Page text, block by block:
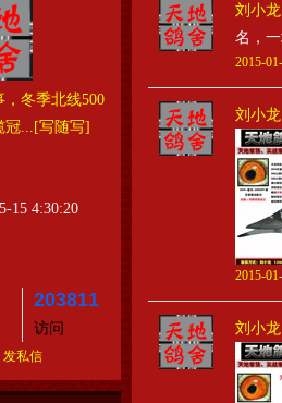
，冬季北线500
冠... [写随写]
15 4:30:20
203811
访问
发私信
刘小龙
名，
2015-
刘小龙
2015-
刘小龙